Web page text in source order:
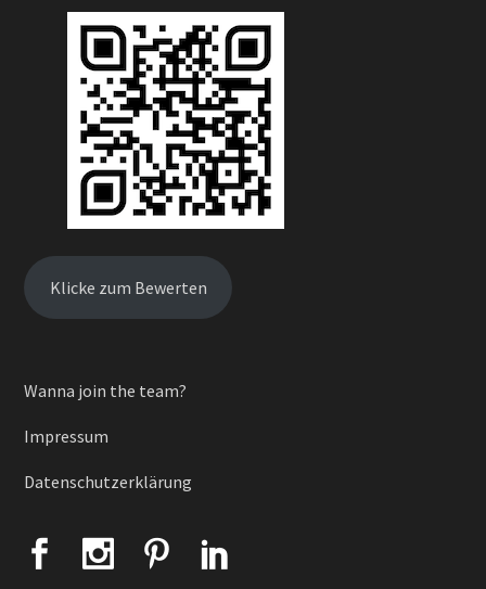
Klicke zum Bewerten
Wanna join the team?
Impressum
Datenschutzerklärung